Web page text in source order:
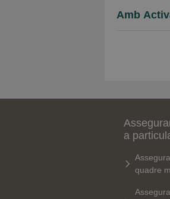
Amb
a
quadre